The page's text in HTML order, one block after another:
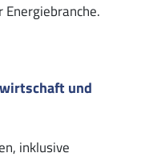
Energiebranche.
und
inklusive